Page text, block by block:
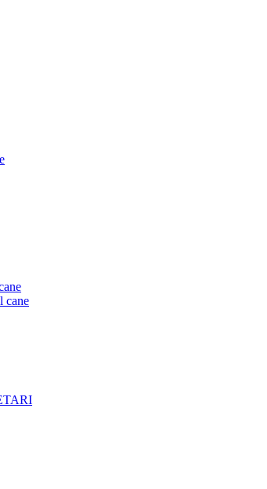
cane